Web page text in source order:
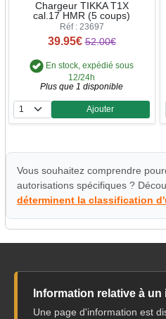
Chargeur TIKKA T1X
cal.17 HMR (5 coups)
Réf : 23697
39.95€ 52.00€
En stock, expédié sous
12/24h
Plus que 1 disponible
Quantité
Ajouter
Vous souhaitez comprendre
autorisations spécifiques ?
déterminent la classification
Information relative à
Une page d'information est